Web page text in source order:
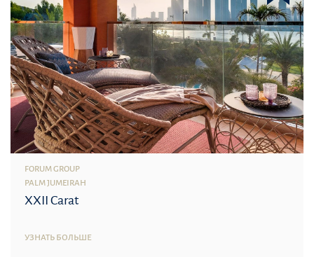
FORUM GROUP
PALM JUMEIRAH
XXII Carat
УЗНАТЬ БОЛЬШЕ